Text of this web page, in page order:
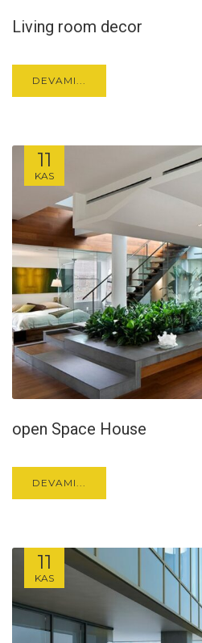
Living room decor
DEVAMI...
11
KAS
open Space House
DEVAMI...
11
KAS